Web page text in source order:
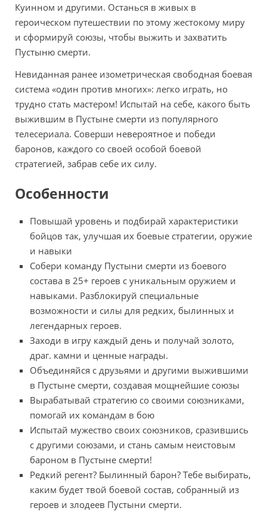
Куинном и другими. Останься в живых в
героическом путешествии по этому жестокому миру
и сформируй союзы, чтобы выжить и захватить
Пустыню смерти.
Невиданная ранее изометрическая свободная боевая
система «один против многих»: легко играть, но
трудно стать мастером! Испытай на себе, какого быть
выжившим в Пустыне смерти из популярного
телесериала. Соверши невероятное и победи
баронов, каждого со своей особой боевой
стратегией, забрав себе их силу.
Особенности
Повышай уровень и подбирай характеристики
бойцов так, улучшая их боевые стратегии, оружие
и навыки
Собери команду Пустыни смерти из боевого
состава в 25+ героев с уникальным оружием и
навыками. Разблокируй специальные
возможности и силы для редких, былинных и
легендарных героев.
Заходи в игру каждый день и получай золото,
драг. камни и ценные награды.
Объединяйся с друзьями и другими выжившими
в Пустыне смерти, создавая мощнейшие союзы
Вырабатывай стратегию со своими союзниками,
помогай их командам в бою
Испытай мужество своих союзников, сразившись
с другими союзами, и стань самым неистовым
бароном в Пустыне смерти!
Редкий регент? Былинный барон? Тебе выбирать,
каким будет твой боевой состав, собранный из
героев и злодеев Пустыни смерти.